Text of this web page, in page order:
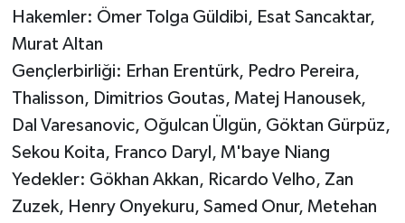
Hakemler: Ömer Tolga Güldibi, Esat Sancaktar,
Murat Altan
Gençlerbirliği: Erhan Erentürk, Pedro Pereira,
Thalisson, Dimitrios Goutas, Matej Hanousek,
Dal Varesanovic, Oğulcan Ülgün, Göktan Gürpüz,
Sekou Koita, Franco Daryl, M'baye Niang
Yedekler: Gökhan Akkan, Ricardo Velho, Zan
Zuzek, Henry Onyekuru, Samed Onur, Metehan